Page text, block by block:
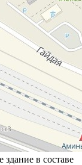
в составе